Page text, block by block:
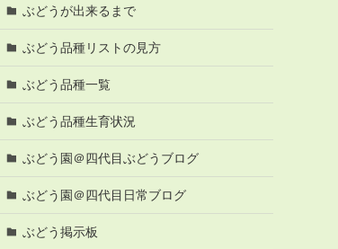
ぶどうが出来るまで
ぶどう品種リストの見方
ぶどう品種一覧
ぶどう品種生育状況
ぶどう園＠四代目ぶどうブログ
ぶどう園＠四代目日常ブログ
ぶどう掲示板